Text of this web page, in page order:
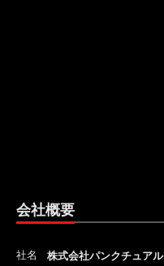
会社概要
社名 株式会社パンクチュアル